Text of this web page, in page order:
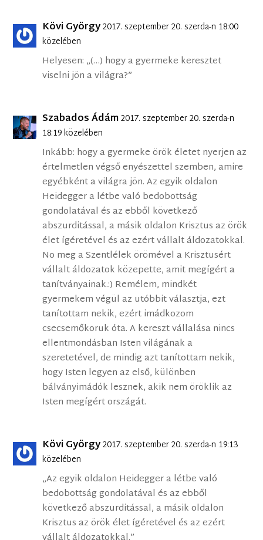
Kövi György2017. szeptember 20. szerda-n 18:00
közelében
Helyesen: „(…) hogy a gyermeke keresztet
viselni jön a világra?”
Szabados Ádám2017. szeptember 20. szerda-n
18:19 közelében
Inkább: hogy a gyermeke örök életet nyerjen az
értelmetlen végső enyészettel szemben, amire
egyébként a világra jön. Az egyik oldalon
Heidegger a létbe való bedobottság
gondolatával és az ebből következő
abszurditással, a másik oldalon Krisztus az örök
élet ígéretével és az ezért vállalt áldozatokkal.
No meg a Szentlélek örömével a Krisztusért
vállalt áldozatok közepette, amit megígért a
tanítványainak.:) Remélem, mindkét
gyermekem végül az utóbbit választja, ezt
tanítottam nekik, ezért imádkozom
csecsemőkoruk óta. A kereszt vállalása nincs
ellentmondásban Isten világának a
szeretetével, de mindig azt tanítottam nekik,
hogy Isten legyen az első, különben
bálványimádók lesznek, akik nem öröklik az
Isten megígért országát.
Kövi György2017. szeptember 20. szerda-n 19:13
közelében
„Az egyik oldalon Heidegger a létbe való
bedobottság gondolatával és az ebből
következő abszurditással, a másik oldalon
Krisztus az örök élet ígéretével és az ezért